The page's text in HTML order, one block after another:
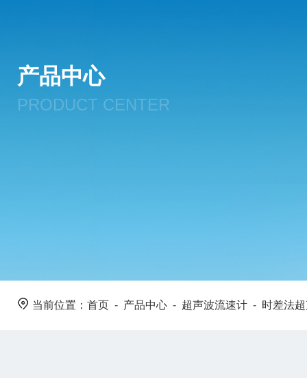
产品中心
PRODUCT CENTER
当前位置： 首页 - 产品中心 - 超声波流速计 - 时差法